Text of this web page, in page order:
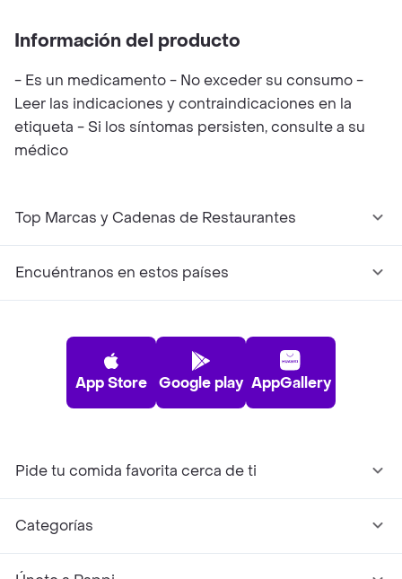
Información del producto
- Es un medicamento - No exceder su consumo -
Leer las indicaciones y contraindicaciones en la
etiqueta - Si los síntomas persisten, consulte a su
médico
Top Marcas y Cadenas de Restaurantes
Encuéntranos en estos países
App Store Google play AppGallery
Pide tu comida favorita cerca de ti
Categorías